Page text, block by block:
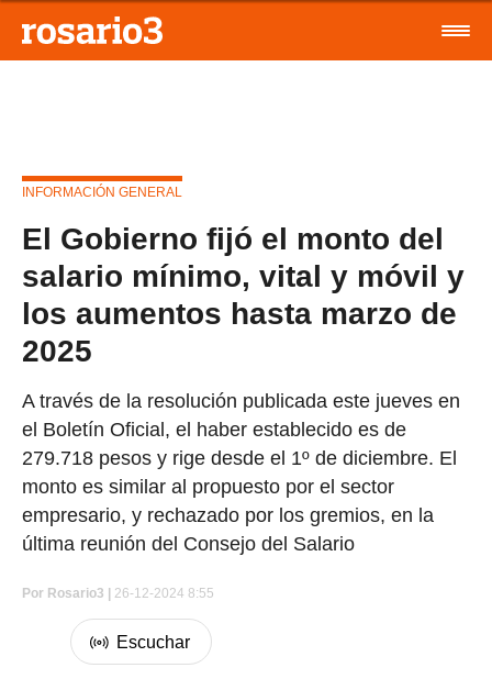
INFORMACIÓN GENERAL
El Gobierno fijó el monto del
salario mínimo, vital y móvil y
los aumentos hasta marzo de
2025
A través de la resolución publicada este jueves en
el Boletín Oficial, el haber establecido es de
279.718 pesos y rige desde el 1º de diciembre. El
monto es similar al propuesto por el sector
empresario, y rechazado por los gremios, en la
última reunión del Consejo del Salario
Por Rosario3 | 26-12-2024 8:55